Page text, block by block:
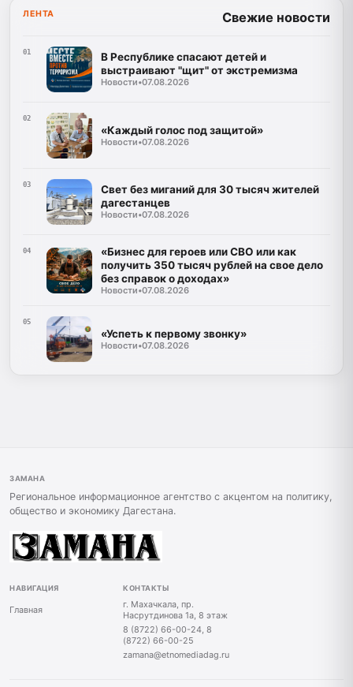
ЛЕНТА Свежие новости
01
В Республике спасают детей и
выстраивают "щит" от экстремизма
Новости•07.08.2026
02
«Каждый голос под защитой»
Новости•07.08.2026
03
Свет без миганий для 30 тысяч жителей
дагестанцев
Новости•07.08.2026
04
«Бизнес для героев или СВО или как
получить 350 тысяч рублей на свое дело
без справок о доходах»
Новости•07.08.2026
05
«Успеть к первому звонку»
Новости•07.08.2026
ЗАМАНА
Региональное информационное агентство с акцентом на политику,
общество и экономику Дагестана.
НАВИГАЦИЯ
Главная
КОНТАКТЫ
г. Махачкала, пр.
Насрутдинова 1а, 8 этаж
8 (8722) 66-00-24, 8
(8722) 66-00-25
zamana@etnomediadag.ru